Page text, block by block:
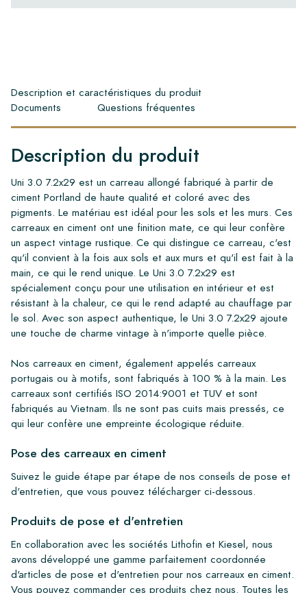
Description et caractéristiques du produit
Documents
Questions fréquentes
Description du produit
Uni 3.0 7.2x29 est un carreau allongé fabriqué à partir de
ciment Portland de haute qualité et coloré avec des
pigments. Le matériau est idéal pour les sols et les murs. Ces
carreaux en ciment ont une finition mate, ce qui leur confère
un aspect vintage rustique. Ce qui distingue ce carreau, c'est
qu'il convient à la fois aux sols et aux murs et qu'il est fait à la
main, ce qui le rend unique. Le Uni 3.0 7.2x29 est
spécialement conçu pour une utilisation en intérieur et est
résistant à la chaleur, ce qui le rend adapté au chauffage par
le sol. Avec son aspect authentique, le Uni 3.0 7.2x29 ajoute
une touche de charme vintage à n'importe quelle pièce.
Nos carreaux en ciment, également appelés carreaux
portugais ou à motifs, sont fabriqués à 100 % à la main. Les
carreaux sont certifiés ISO 2014:9001 et TUV et sont
fabriqués au Vietnam. Ils ne sont pas cuits mais pressés, ce
qui leur confère une empreinte écologique réduite.
Pose des carreaux en ciment
Suivez le guide étape par étape de nos conseils de pose et
d'entretien, que vous pouvez télécharger ci-dessous.
Produits de pose et d'entretien
En collaboration avec les sociétés Lithofin et Kiesel, nous
avons développé une gamme parfaitement coordonnée
d'articles de pose et d'entretien pour nos carreaux en ciment.
Vous pouvez commander ces produits chez nous. Toutes les